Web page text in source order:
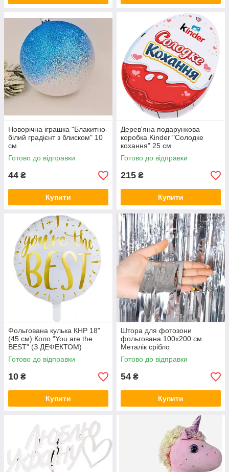
Новорічна іграшка "Блакитно-
білий градієнт з блиском" 10
см
Готово до відправки
44 ₴
Купити
Дерев'яна подарункова
коробка Kinder "Солодке
кохання" 25 см
Готово до відправки
215 ₴
Купити
Фольгована кулька КНР 18"
(45 см) Коло "You are the
BEST" (З ДЕФЕКТОМ)
Готово до відправки
10 ₴
Купити
Штора для фотозони
фольгована 100х200 см
Металік срібло
Готово до відправки
54 ₴
Купити